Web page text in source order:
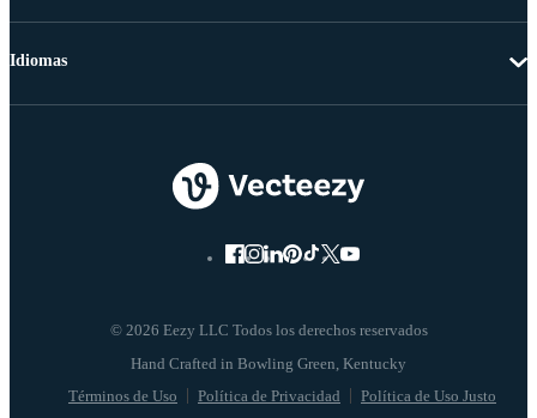
© 2026 Eezy LLC Todos los derechos reservados
Términos de Uso Política de Privacidad Política de Uso Justo
Idiomas